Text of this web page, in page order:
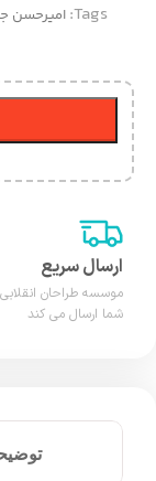
Tags: امیرحسن
ارسال سریع
موسسه طراحان
شما ارسال می کند